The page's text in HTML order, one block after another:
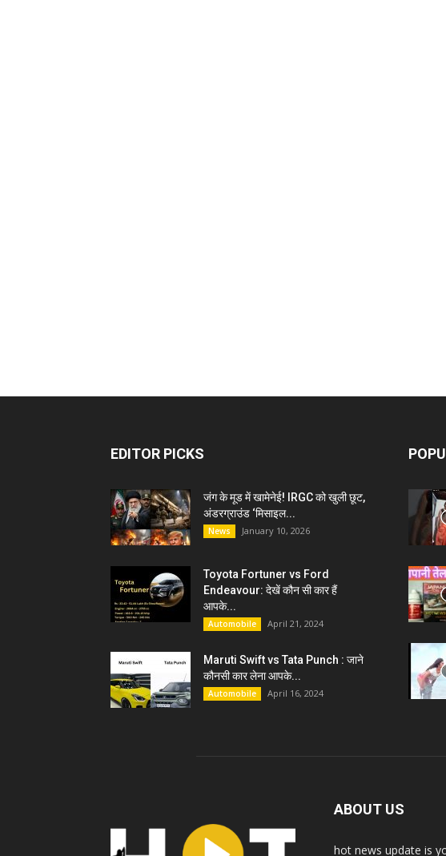
EDITOR PICKS
जंग के मूड में खामेनेई! IRGC को खुली छूट,
अंडरग्राउंड ‘मिसाइल...
News January 10, 2026
Toyota Fortuner vs Ford
Endeavour: देखें कौन सी कार हैं
आपके...
Automobile April 21, 2024
Maruti Swift vs Tata Punch : जाने
कौनसी कार लेना आपके...
Automobile April 16, 2024
ABOUT US
hot news update is